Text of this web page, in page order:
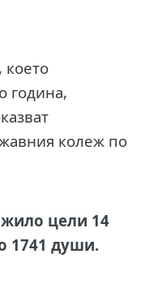
което
година,
колеж по
цели 14
1741 души.